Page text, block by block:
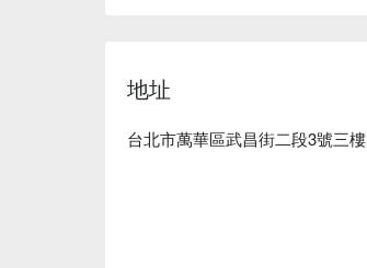
地址
台北市萬華區武昌街二段3號三樓